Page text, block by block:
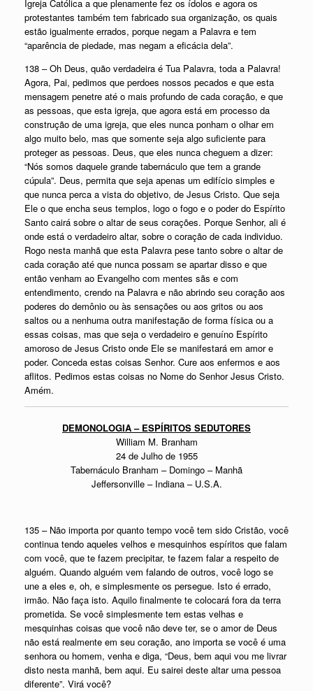
Igreja Católica a que plenamente fez os ídolos e agora os
protestantes também tem fabricado sua organização, os quais
estão igualmente errados, porque negam a Palavra e tem
“aparência de piedade, mas negam a eficácia dela”.
138 – Oh Deus, quão verdadeira é Tua Palavra, toda a Palavra!
Agora, Pai, pedimos que perdoes nossos pecados e que esta
mensagem penetre até o mais profundo de cada coração, e que
as pessoas, que esta igreja, que agora está em processo da
construção de uma igreja, que eles nunca ponham o olhar em
algo muito belo, mas que somente seja algo suficiente para
proteger as pessoas. Deus, que eles nunca cheguem a dizer:
“Nós somos daquele grande tabernáculo que tem a grande
cúpula”. Deus, permita que seja apenas um edifício simples e
que nunca perca a vista do objetivo, de Jesus Cristo. Que seja
Ele o que encha seus templos, logo o fogo e o poder do Espírito
Santo cairá sobre o altar de seus corações. Porque Senhor, ali é
onde está o verdadeiro altar, sobre o coração de cada individuo.
Rogo nesta manhã que esta Palavra pese tanto sobre o altar de
cada coração até que nunca possam se apartar disso e que
então venham ao Evangelho com mentes sãs e com
entendimento, crendo na Palavra e não abrindo seu coração aos
poderes do demônio ou às sensações ou aos gritos ou aos
saltos ou a nenhuma outra manifestação de forma física ou a
essas coisas, mas que seja o verdadeiro e genuíno Espírito
amoroso de Jesus Cristo onde Ele se manifestará em amor e
poder. Conceda estas coisas Senhor. Cure aos enfermos e aos
aflitos. Pedimos estas coisas no Nome do Senhor Jesus Cristo.
Amém.
DEMONOLOGIA – ESPÍRITOS SEDUTORES
William M. Branham
24 de Julho de 1955
Tabernáculo Branham – Domingo – Manhã
Jeffersonville – Indiana – U.S.A.
135 – Não importa por quanto tempo você tem sido Cristão, você
continua tendo aqueles velhos e mesquinhos espíritos que falam
com você, que te fazem precipitar, te fazem falar a respeito de
alguém. Quando alguém vem falando de outros, você logo se
une a eles e, oh, e simplesmente os persegue. Isto é errado,
irmão. Não faça isto. Aquilo finalmente te colocará fora da terra
prometida. Se você simplesmente tem estas velhas e
mesquinhas coisas que você não deve ter, se o amor de Deus
não está realmente em seu coração, ano importa se você é uma
senhora ou homem, venha e diga, “Deus, bem aqui vou me livrar
disto nesta manhã, bem aqui. Eu sairei deste altar uma pessoa
diferente”. Virá você?